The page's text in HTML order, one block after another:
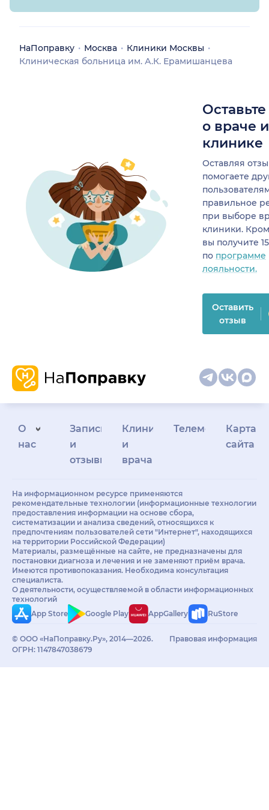
НаПоправку Москва
Клиники Москвы
Клиническая больница им. А.К. Ерамишанцева
о враче
клинике
Оставляя
помогаете
правильное
при выборе
клиники.
вы получите
по программе
лояльности.
Оставить
отзыв
О
нас
Запись
и
отзывы
Клиникам
и
врачам
Телемедицина
Карта
сайта
На информационном ресурсе применяются
рекомендательные технологии (информационные технологии
предоставления информации на основе сбора,
систематизации и анализа сведений, относящихся к
предпочтениям пользователей сети "Интернет", находящихся
на территории Российской Федерации)
Материалы, размещённые на сайте, не предназначены для
постановки диагноза и лечения и не заменяют приём врача.
Имеются противопоказания. Необходима консультация
специалиста.
О деятельности, осуществляемой в области информационных
технологий
App Store
Google Play AppGallery RuStore
© ООО «НаПоправку.Ру», 2014—2026.
ОГРН: 1147847038679
Правовая информация